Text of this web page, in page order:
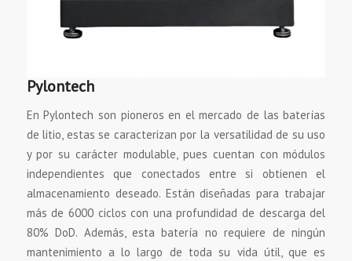
Pylontech
En Pylontech son pioneros en el mercado de las baterías
de litio, estas se caracterizan por la versatilidad de su uso
y por su carácter modulable, pues cuentan con módulos
independientes que conectados entre si obtienen el
almacenamiento deseado. Están diseñadas para trabajar
más de 6000 ciclos con una profundidad de descarga del
80% DoD. Además, esta batería no requiere de ningún
mantenimiento a lo largo de toda su vida útil, que es